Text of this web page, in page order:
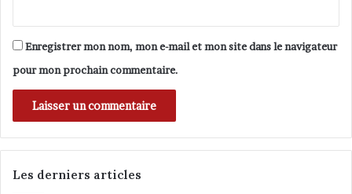
n
d
l
u
Enregistrer mon nom, mon e-mail et mon site dans le navigateur
pour mon prochain commentaire.
Les derniers articles